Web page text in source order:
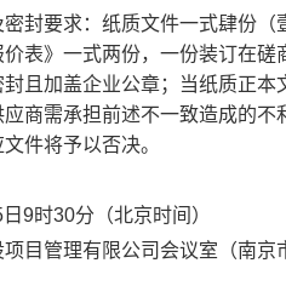
封要求：纸质文件一式肆份
表》一式两份，一份装订在
且加盖企业公章；当纸质正
商需承担前述不一致造成的不
件将予以否决。
日 9时30分（北京时间）
目管理有限公司会议室（南京